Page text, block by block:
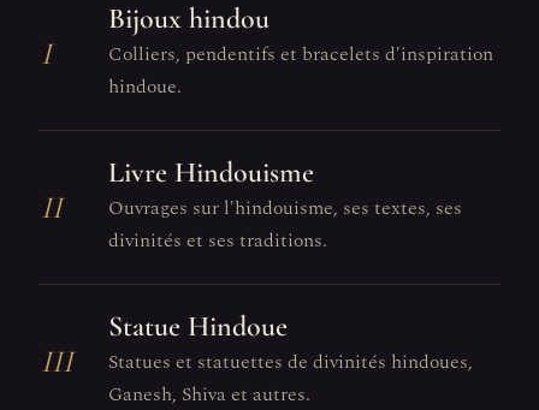
I
Bijoux hindou
Colliers, pendentifs et bracelets d'inspiration
hindoue.
II
Livre Hindouisme
Ouvrages sur l'hindouisme, ses textes, ses
divinités et ses traditions.
III
Statue Hindoue
Statues et statuettes de divinités hindoues,
Ganesh, Shiva et autres.